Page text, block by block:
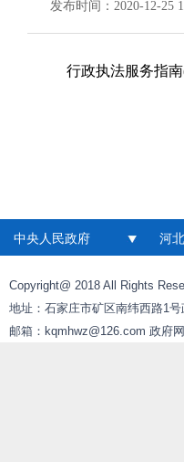
发布时间：2020-12-25
行政执法服务指